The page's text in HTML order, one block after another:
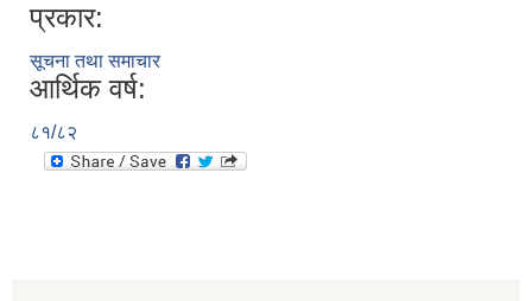
प्रकार:
सूचना तथा समाचार
आर्थिक वर्ष:
८१/८२